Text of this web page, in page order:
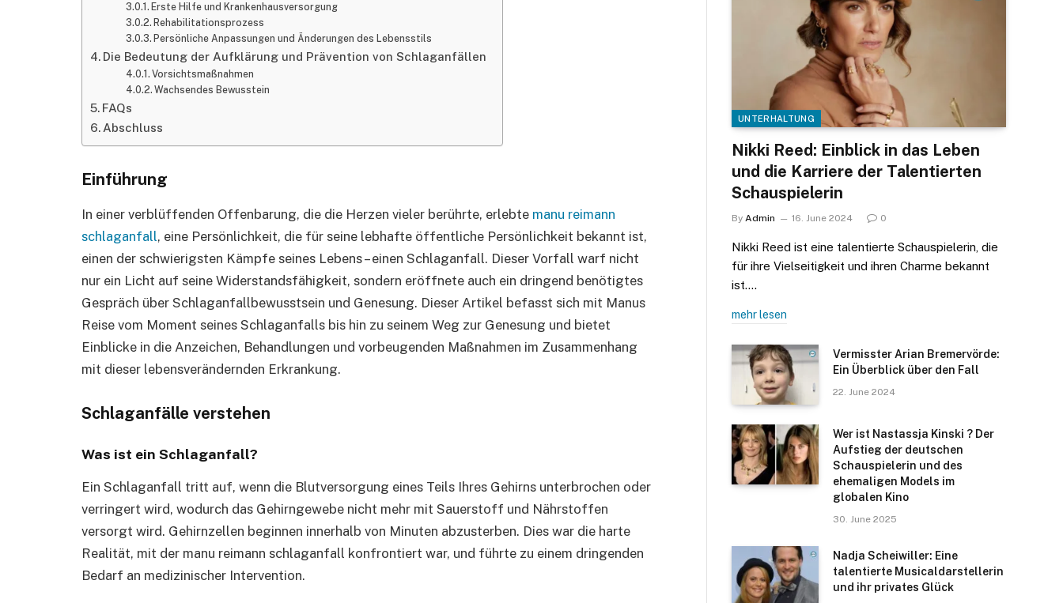
Erste Hilfe und Krankenhausversorgung
Rehabilitationsprozess
Persönliche Anpassungen und Änderungen des Lebensstils
Die Bedeutung der Aufklärung und Prävention von Schlaganfällen
Vorsichtsmaßnahmen
Wachsendes Bewusstein
FAQs
Abschluss
Einführung
In einer verblüffenden Offenbarung, die die Herzen vieler berührte, erlebte manu reimann
schlaganfall, eine Persönlichkeit, die für seine lebhafte öffentliche Persönlichkeit bekannt ist,
einen der schwierigsten Kämpfe seines Lebens – einen Schlaganfall. Dieser Vorfall warf nicht
nur ein Licht auf seine Widerstandsfähigkeit, sondern eröffnete auch ein dringend benötigtes
Gespräch über Schlaganfallbewusstsein und Genesung. Dieser Artikel befasst sich mit Manus
Reise vom Moment seines Schlaganfalls bis hin zu seinem Weg zur Genesung und bietet
Einblicke in die Anzeichen, Behandlungen und vorbeugenden Maßnahmen im Zusammenhang
mit dieser lebensverändernden Erkrankung.
Schlaganfälle verstehen
Was ist ein Schlaganfall?
Ein Schlaganfall tritt auf, wenn die Blutversorgung eines Teils Ihres Gehirns unterbrochen oder
verringert wird, wodurch das Gehirngewebe nicht mehr mit Sauerstoff und Nährstoffen
versorgt wird. Gehirnzellen beginnen innerhalb von Minuten abzusterben. Dies war die harte
Realität, mit der manu reimann schlaganfall konfrontiert war, und führte zu einem dringenden
Bedarf an medizinischer Intervention.
UNTERHALTUNG
Nikki Reed: Einblick in das Leben
und die Karriere der Talentierten
Schauspielerin
By Admin 16. June 2024 0
Nikki Reed ist eine talentierte Schauspielerin, die
für ihre Vielseitigkeit und ihren Charme bekannt
ist.…
mehr lesen
Vermisster Arian Bremervörde:
Ein Überblick über den Fall
22. June 2024
Wer ist Nastassja Kinski ? Der
Aufstieg der deutschen
Schauspielerin und des
ehemaligen Models im
globalen Kino
30. June 2025
Nadja Scheiwiller: Eine
talentierte Musicaldarstellerin
und ihr privates Glück